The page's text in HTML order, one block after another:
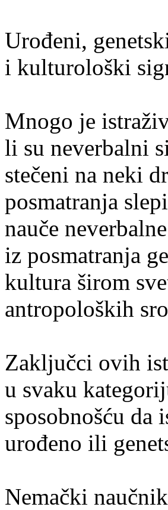
Urođeni,
i kulturološki
Mnogo je
li su neverbalni
stečeni na neki
posmatranja
nauče
iz posmatranja
kultura širom
antropoloških
Zaključci ovih
u svaku
sposobnošću da
urođeno ili
Nemački